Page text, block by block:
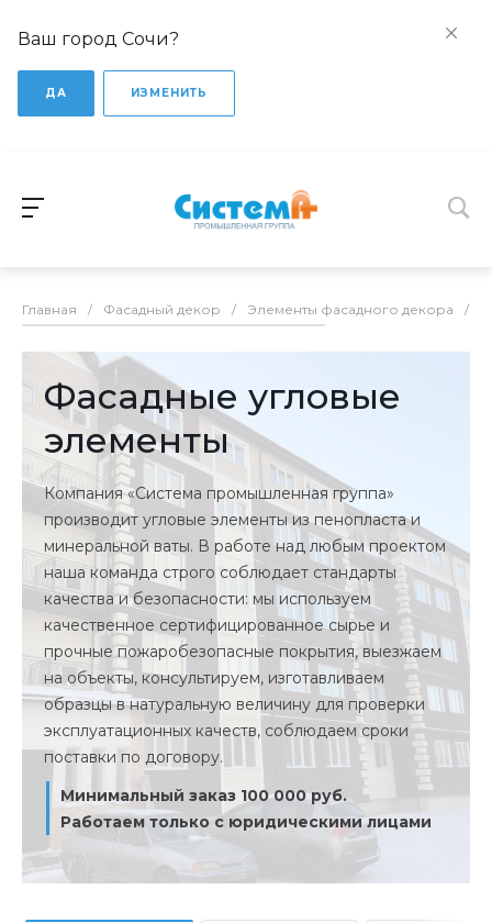
Ваш город Сочи?
ДА ИЗМЕНИТЬ
Главная / Фасадный декор / Элементы фасадного декора /
Фасадные угловые
элементы
Компания «Система промышленная группа»
производит угловые элементы из пенопласта и
минеральной ваты. В работе над любым проектом
наша команда строго соблюдает стандарты
качества и безопасности: мы используем
качественное сертифицированное сырье и
прочные пожаробезопасные покрытия, выезжаем
на объекты, консультируем, изготавливаем
образцы в натуральную величину для проверки
эксплуатационных качеств, соблюдаем сроки
поставки по договору.
Минимальный заказ 100 000 руб.
Работаем только с юридическими лицами